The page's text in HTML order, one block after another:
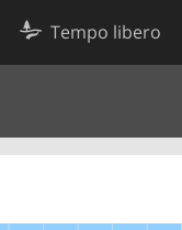
Tempo libero
Preferenze cookie